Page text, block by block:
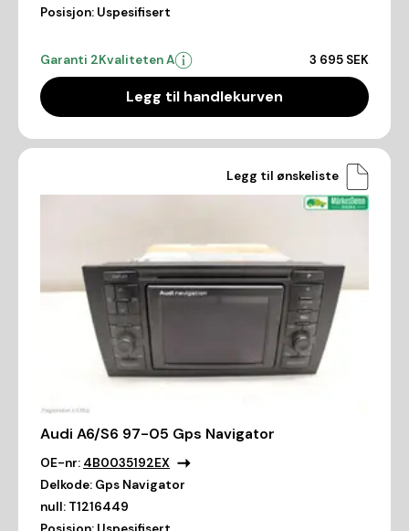
Posisjon: Uspesifisert
Garanti 2Kvaliteten A 3 695 SEK
Legg til handlekurven
Legg til ønskeliste
Audi A6/S6 97-05 Gps Navigator
OE-nr: 4B0035192EX
Delkode: Gps Navigator
null: T1216449